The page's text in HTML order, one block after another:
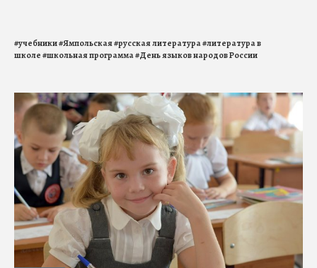
#учебники#Ямпольская#русская литература#литература в
школе#школьная программа#День языков народов России